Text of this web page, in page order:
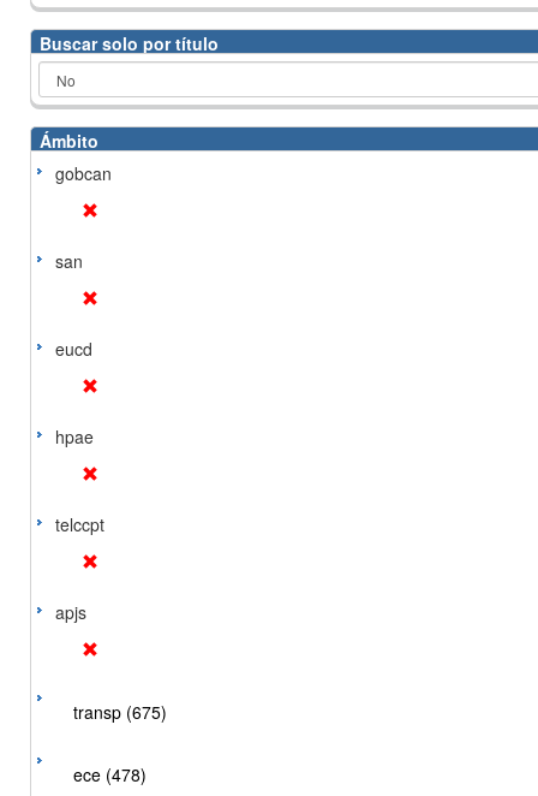
Buscar solo por título
Ámbito
gobcan
san
eucd
hpae
telccpt
apjs
transp (675)
ece (478)